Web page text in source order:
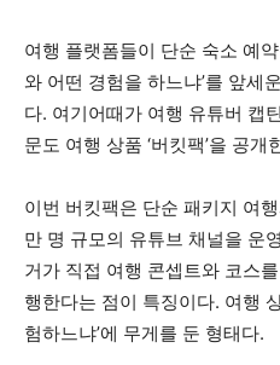
여행 플랫폼들이 단순 숙소 예
와 어떤 경험을 하느냐’를 앞세
다. 여기어때가 여행 유튜버 캡
문도 여행 상품 ‘버킷팩’을 공
이번 버킷팩은 단순 패키지 여
만 명 규모의 유튜브 채널을 운
거가 직접 여행 콘셉트와 코스
행한다는 점이 특징이다. 여행
험하느냐’에 무게를 둔 형태다.